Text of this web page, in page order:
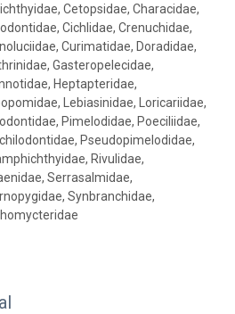
Cetopsidae, Characidae,
Cichlidae, Crenuchidae,
Curimatidae, Doradidae,
Gasteropelecidae,
Heptapteridae,
Lebiasinidae, Loricariidae,
Pimelodidae, Poeciliidae,
Pseudopimelodidae,
Rivulidae,
Serrasalmidae,
Synbranchidae,